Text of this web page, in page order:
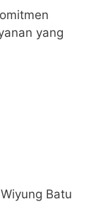
yang
Batu